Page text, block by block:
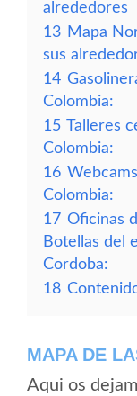
alrededores
13 Mapa
sus
14
Colombia:
15 Talleres
Colombia:
16
Colombia:
17 Oficinas
Botellas del
Cordoba:
18
MAPA DE
Aqui os